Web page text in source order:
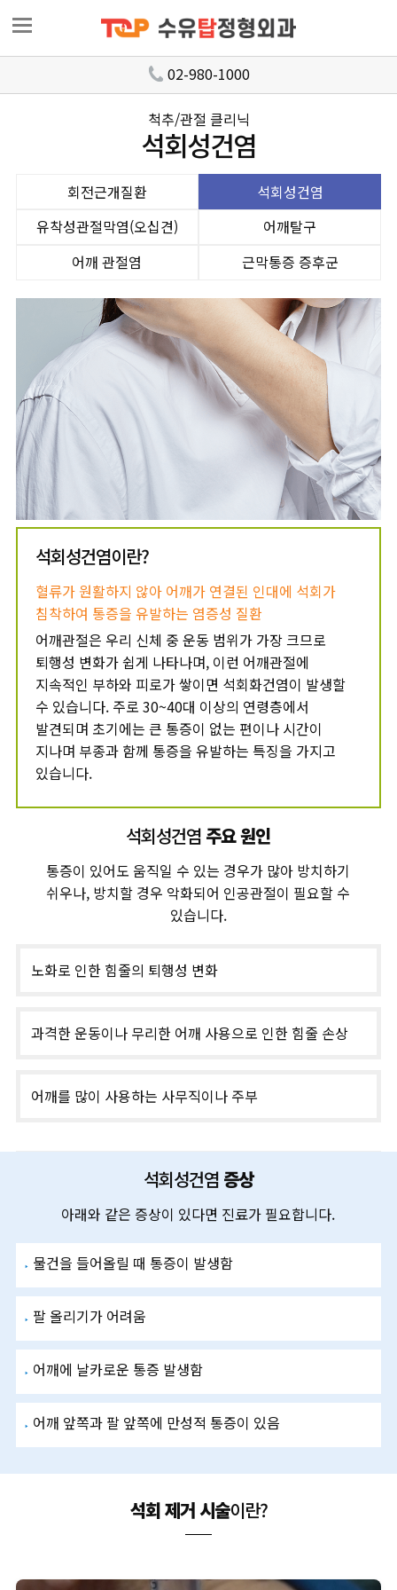
02-980-1000
척추/관절 클리닉
석회성건염
회전근개질환
석회성건염
유착성관절막염(오십견)
어깨탈구
어깨 관절염
근막통증 증후군
석회성건염이란?
혈류가 원활하지 않아 어깨가 연결된 인대에 석회가
침착하여 통증을 유발하는 염증성 질환
어깨관절은 우리 신체 중 운동 범위가 가장 크므로
퇴행성 변화가 쉽게 나타나며, 이런 어깨관절에
지속적인 부하와 피로가 쌓이면 석회화건염이 발생할
수 있습니다. 주로 30~40대 이상의 연령층에서
발견되며 초기에는 큰 통증이 없는 편이나 시간이
지나며 부종과 함께 통증을 유발하는 특징을 가지고
있습니다.
석회성건염 주요 원인
통증이 있어도 움직일 수 있는 경우가 많아 방치하기
쉬우나, 방치할 경우 악화되어 인공관절이 필요할 수
있습니다.
노화로 인한 힘줄의 퇴행성 변화
과격한 운동이나 무리한 어깨 사용으로 인한 힘줄 손상
어깨를 많이 사용하는 사무직이나 주부
석회성건염 증상
아래와 같은 증상이 있다면 진료가 필요합니다.
물건을 들어올릴 때 통증이 발생함
팔 올리기가 어려움
어깨에 날카로운 통증 발생함
어깨 앞쪽과 팔 앞쪽에 만성적 통증이 있음
석회 제거 시술이란?